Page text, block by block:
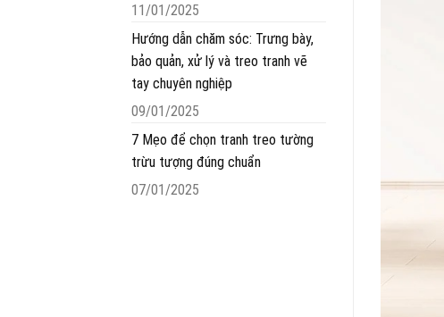
11/01/2025
Hướng dẫn chăm sóc: Trưng bày,
bảo quản, xử lý và treo tranh vẽ
tay chuyên nghiệp
09/01/2025
7 Mẹo để chọn tranh treo tường
trừu tượng đúng chuẩn
07/01/2025